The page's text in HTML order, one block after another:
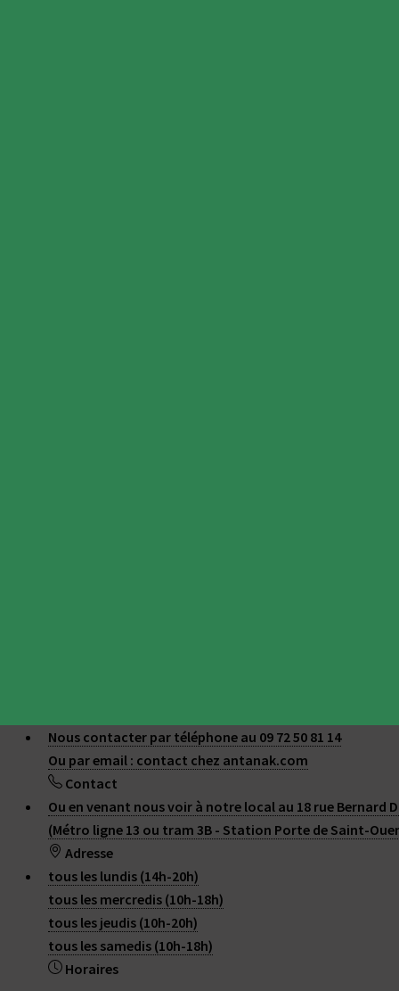
Nous contacter par téléphone au 09 72 50 81 14
Ou par email : contact chez antanak.com
Contact
Ou en venant nous voir à notre local au 18 rue Bernard
(Métro ligne 13 ou tram 3B - Station Porte de Saint-
Adresse
tous les lundis (14h-20h)
tous les mercredis (10h-18h)
tous les jeudis (10h-20h)
tous les samedis (10h-18h)
Horaires